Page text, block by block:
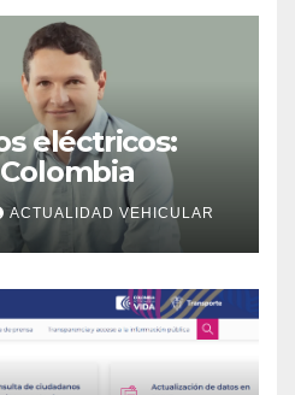
eléctricos:
ACTUALIDAD VEHICULAR